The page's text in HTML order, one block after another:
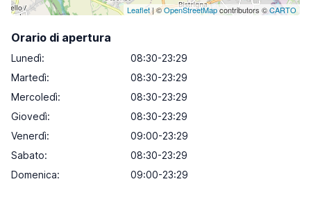
Leaflet| ©OpenStreetMapcontributors ©CARTO
Orario di apertura
Lunedì:
08:30-23:29
Martedì:
08:30-23:29
Mercoledì:
08:30-23:29
Giovedì:
08:30-23:29
Venerdì:
09:00-23:29
Sabato:
08:30-23:29
Domenica: 09:00-23:29